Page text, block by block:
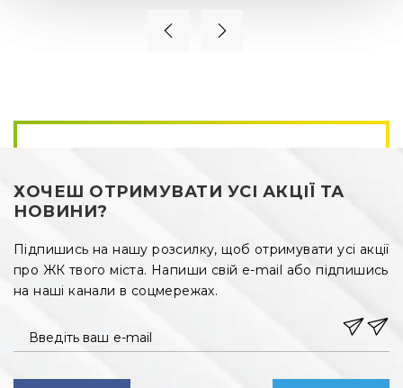
ХОЧЕШ ОТРИМУВАТИ УСІ АКЦІЇ ТА
НОВИНИ?
Підпишись на нашу розсилку, щоб отримувати усі акції
про ЖК твого міста. Напиши свій e-mail або підпишись
на наші канали в соцмережах.
Введіть ваш e-mail